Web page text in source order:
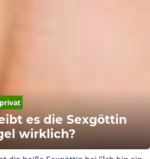
es die Sexgöttin
wirklich?